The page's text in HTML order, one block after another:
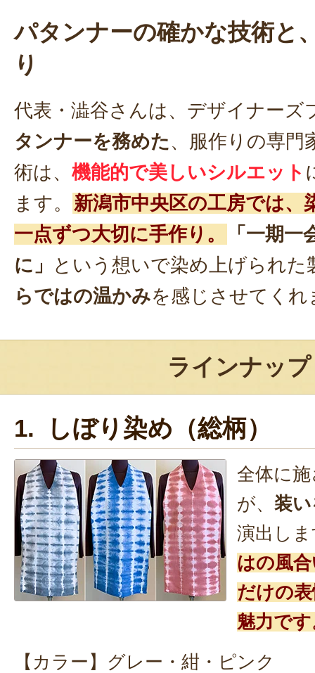
パタンナーの確かな技術と
り
代表・澁谷さんは、デザイナーズ
タンナーを務めた 、服作りの専門
術は、 機能的で美しいシルエット
ます。 新潟市中央区の工房では、
一点ずつ大切に手作り。
「一期
に」
という想いで染め上げられた
らではの温かみを感じさせてくれ
ラインナップ
1. しぼり染め（総柄）
全体に
が、 装
演出し
はの風
だけの
魅力で
【カラー】グレー・紺・ピンク